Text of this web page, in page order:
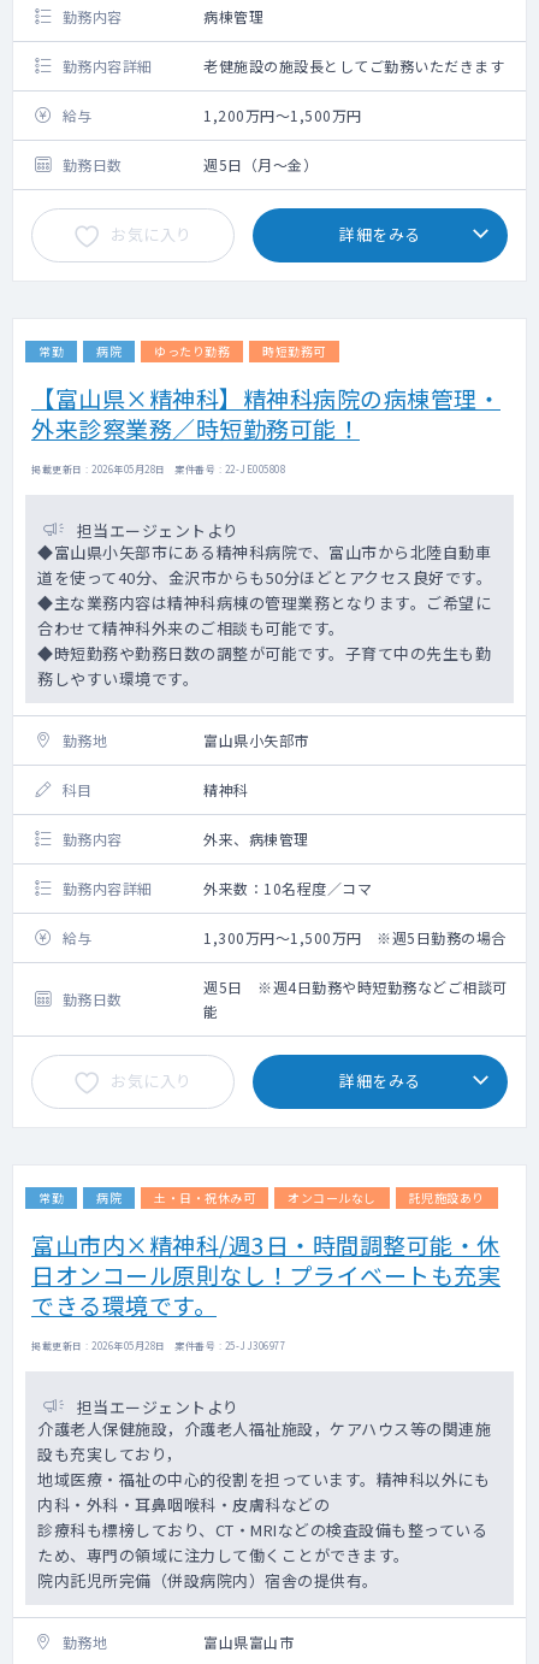
勤務内容 病棟管理
勤務内容詳細 老健施設の施設長としてご勤務いただきます
給与 1,200万円～1,500万円
勤務日数 週5日（月～金）
お気に入り 詳細をみる
常勤 病院 ゆったり勤務 時短勤務可
【富山県×精神科】精神科病院の病棟管理・
外来診察業務／時短勤務可能！
掲載更新日 : 2026年05月28日 案件番号 : 22-JE005808
担当エージェントより
◆富山県小矢部市にある精神科病院で、富山市から北陸自動車
道を使って40分、金沢市からも50分ほどとアクセス良好です。
◆主な業務内容は精神科病棟の管理業務となります。ご希望に
合わせて精神科外来のご相談も可能です。
◆時短勤務や勤務日数の調整が可能です。子育て中の先生も勤
務しやすい環境です。
勤務地 富山県小矢部市
科目 精神科
勤務内容 外来、病棟管理
勤務内容詳細 外来数：10名程度／コマ
給与 1,300万円～1,500万円 ※週5日勤務の場合
勤務日数
週5日 ※週4日勤務や時短勤務などご相談可
能
お気に入り 詳細をみる
常勤 病院 土・日・祝休み可 オンコールなし 託児施設あり
富山市内×精神科/週3日・時間調整可能・休
日オンコール原則なし！プライベートも充実
できる環境です。
掲載更新日 : 2026年05月28日 案件番号 : 25-JJ306977
担当エージェントより
介護老人保健施設，介護老人福祉施設，ケアハウス等の関連施
設も充実しており，
地域医療・福祉の中心的役割を担っています。精神科以外にも
内科・外科・耳鼻咽喉科・皮膚科などの
診療科も標榜しており、CT・MRIなどの検査設備も整っている
ため、専門の領域に注力して働くことができます。
院内託児所完備（併設病院内）宿舎の提供有。
勤務地 富山県富山市